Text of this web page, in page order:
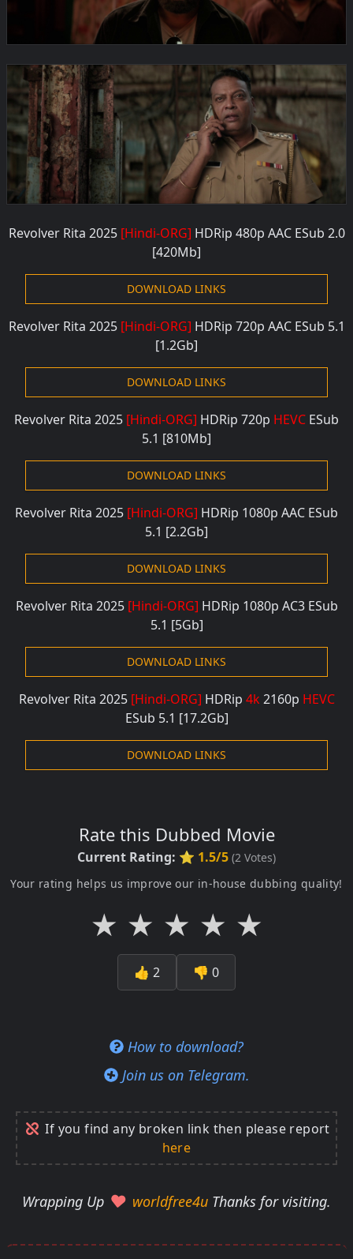
Revolver Rita 2025 [Hindi-ORG] HDRip 480p AAC ESub 2.0
[420Mb]
DOWNLOAD LINKS
Revolver Rita 2025 [Hindi-ORG] HDRip 720p AAC ESub 5.1
[1.2Gb]
DOWNLOAD LINKS
Revolver Rita 2025 [Hindi-ORG] HDRip 720p HEVC ESub
5.1 [810Mb]
DOWNLOAD LINKS
Revolver Rita 2025 [Hindi-ORG] HDRip 1080p AAC ESub
5.1 [2.2Gb]
DOWNLOAD LINKS
Revolver Rita 2025 [Hindi-ORG] HDRip 1080p AC3 ESub
5.1 [5Gb]
DOWNLOAD LINKS
Revolver Rita 2025 [Hindi-ORG] HDRip 4k2160p HEVC
ESub 5.1 [17.2Gb]
DOWNLOAD LINKS
Rate this Dubbed Movie
Current Rating: ⭐ 1.5/5 (2 Votes)
Your rating helps us improve our in-house dubbing quality!
★ ★ ★ ★ ★
👍 2 👎 0
How to download?
Join us on Telegram.
If you find any broken link then please report
here
Wrapping Up worldfree4u Thanks for visiting.